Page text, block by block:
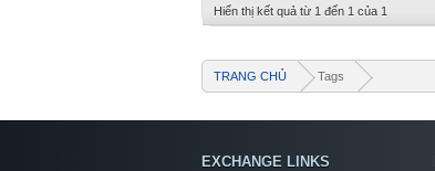
Hiển thị kết quả từ 1 đến 1 của 1
TRANG CHỦ Tags
EXCHANGE LINKS